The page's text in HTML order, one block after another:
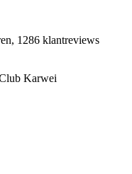
1286 klantreviews
Karwei